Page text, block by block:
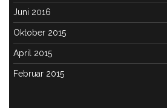
Juni 2016
Oktober 2015
April 2015
Februar 2015